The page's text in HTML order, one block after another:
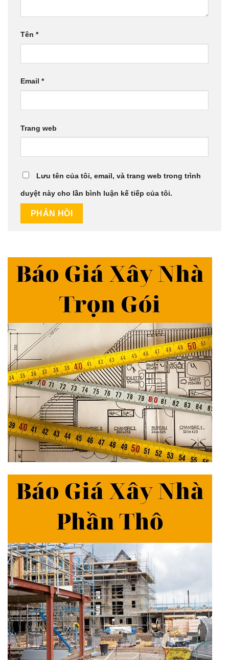
Tên *
Email *
Trang web
Lưu tên của tôi, email, và trang web trong trình
duyệt này cho lần bình luận kế tiếp của tôi.